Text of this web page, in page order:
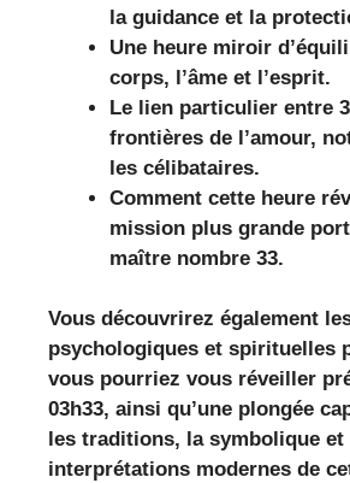
la guidance et la
Une heure miroir
corps, l’âme et l’esprit.
Le lien particulier entre
frontières de l’amour,
les célibataires.
Comment cette heure
mission plus grande
maître nombre 33.
Vous découvrirez également
psychologiques et spirituelles
vous pourriez vous réveiller
03h33, ainsi qu’une plongée
les traditions, la symbolique et
interprétations modernes de